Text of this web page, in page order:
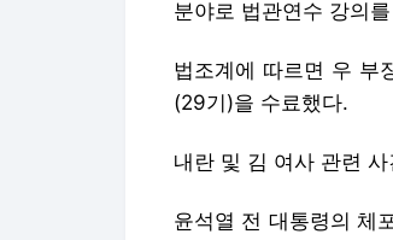
분야로 법관연수 강의
법조계에 따르면 우 부
(29기)을 수료했다.
내란 및 김 여사 관련
윤석열 전 대통령의 체